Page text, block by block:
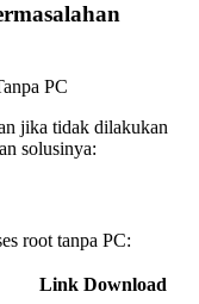
jika tidak dilakukan
solusinya:
root tanpa PC:
Link Download